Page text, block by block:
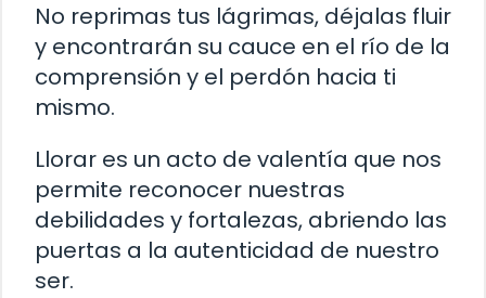
No reprimas tus lágrimas, déjalas fluir
y encontrarán su cauce en el río de la
comprensión y el perdón hacia ti
mismo.
Llorar es un acto de valentía que nos
permite reconocer nuestras
debilidades y fortalezas, abriendo las
puertas a la autenticidad de nuestro
ser.